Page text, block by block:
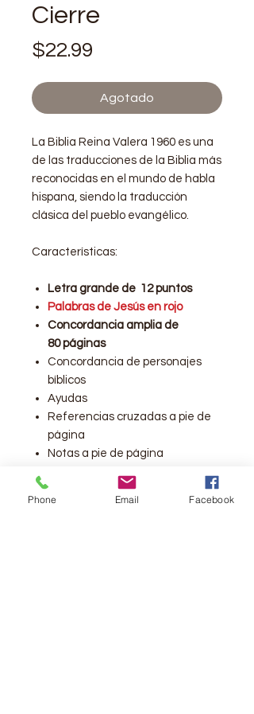
Cierre
$22.99
Agotado
La Biblia Reina Valera 1960 es una
de las traducciones de la Biblia más
reconocidas en el mundo de habla
hispana, siendo la traducción
clásica del pueblo evangélico.
Características:
Letra grande de 12 puntos
Palabras de Jesús en rojo
Concordancia amplia de
80 páginas
Concordancia de personajes
bíblicos
Ayudas
Referencias cruzadas a pie de
página
Notas a pie de página
ayudas: versículo clave de cada
libro, genealogía de Jesús,
Phone Email Facebook